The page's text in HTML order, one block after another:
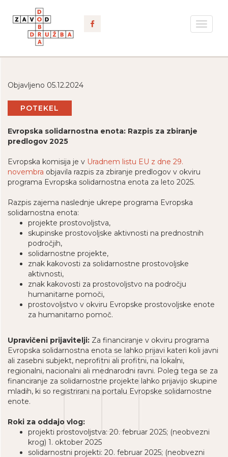
Toggle
Objavljeno 05.12.2024
POTEKEL
Evropska solidarnostna enota: Razpis za zbiranje
predlogov 2025
Evropska komisija je v Uradnem listu EU z dne 29.
novembra objavila razpis za zbiranje predlogov v okviru
programa Evropska solidarnostna enota za leto 2025.
Razpis zajema naslednje ukrepe programa Evropska
solidarnostna enota:
projekte prostovoljstva,
skupinske prostovoljske aktivnosti na prednostnih
področjih,
solidarnostne projekte,
znak kakovosti za solidarnostne prostovoljske
aktivnosti,
znak kakovosti za prostovoljstvo na področju
humanitarne pomoči,
prostovoljstvo v okviru Evropske prostovoljske enote
za humanitarno pomoč.
Upravičeni prijavitelji: Za financiranje v okviru programa
Evropska solidarnostna enota se lahko prijavi kateri koli javni
ali zasebni subjekt, neprofitni ali profitni, na lokalni,
regionalni, nacionalni ali mednarodni ravni. Poleg tega se za
financiranje za solidarnostne projekte lahko prijavijo skupine
mladih, ki so registrirani na portalu Evropske solidarnostne
enote.
Roki za oddajo vlog:
projekti prostovoljstva: 20. februar 2025; (neobvezni
krog) 1. oktober 2025
solidarnostni projekti: 20. februar 2025; (neobvezni